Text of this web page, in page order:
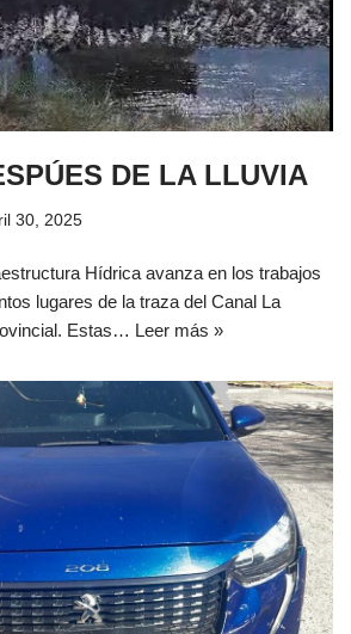
DE LA LLUVIA
30, 2025
Hídrica avanza en los trabajos
lugares de la traza del Canal La
Estas… Leer más »